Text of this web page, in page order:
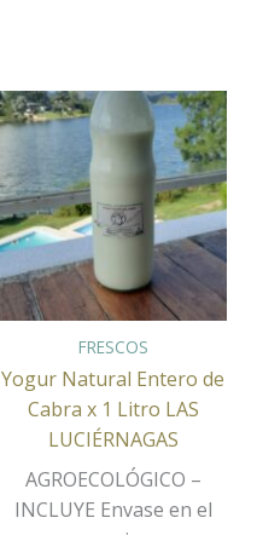
FRESCOS
Yogur Natural Entero de
Cabra x 1 Litro LAS
LUCIÉRNAGAS
AGROECOLÓGICO –
INCLUYE Envase en el